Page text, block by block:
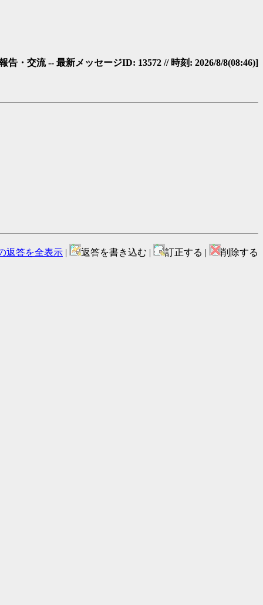
・交流 -- 最新メッセージID: 13572 // 時刻: 2026/8/8(08:46)]
返答を全表示 | 返答を書き込む | 訂正する | 削除する